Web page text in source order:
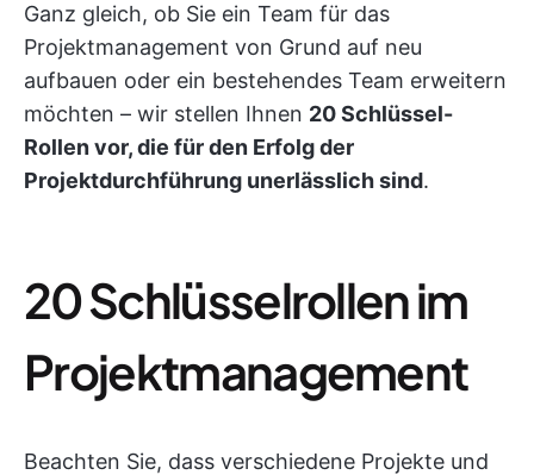
Ganz gleich, ob Sie ein Team für das
Projektmanagement von Grund auf neu
aufbauen oder ein bestehendes Team erweitern
möchten – wir stellen Ihnen 20 Schlüssel-
Rollen vor, die für den Erfolg der
Projektdurchführung unerlässlich sind.
20 Schlüsselrollen im
Projektmanagement
Beachten Sie, dass verschiedene Projekte und